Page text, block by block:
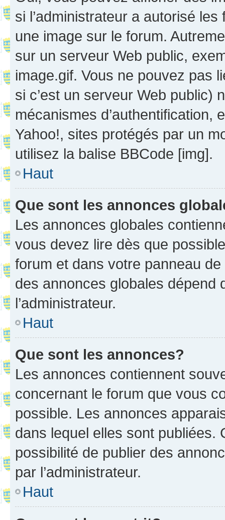
si l’administrateur a autorisé
une image sur le forum.
sur un serveur Web public,
image.gif. Vous ne pouvez pas
si c’est un serveur Web public)
mécanismes d’authentification,
Yahoo!, sites protégés par un
utilisez la balise BBCode [img].
Haut
Que sont les annonces
Les annonces globales
vous devez lire dès que
forum et dans votre panneau
des annonces globales dépend
l’administrateur.
Haut
Que sont les annonces?
Les annonces contiennent
concernant le forum que vous
possible. Les annonces
dans lequel elles sont publiées.
possibilité de publier des
par l’administrateur.
Haut